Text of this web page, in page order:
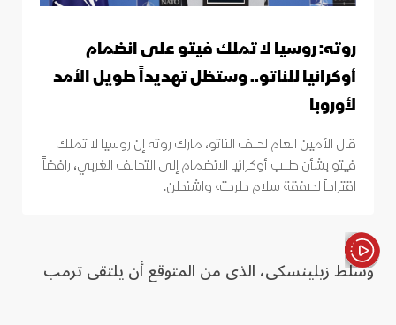
روته: روسيا لا تملك فيتو على انضمام
أوكرانيا للناتو.. وستظل تهديداً طويل الأمد
لأوروبا
قال الأمين العام لحلف الناتو، مارك روته إن روسيا لا تملك
فيتو بشأن طلب أوكرانيا الانضمام إلى التحالف الغربي، رافضاً
اقتراحاً لصفقة سلام طرحته واشنطن.
وسلط زيلينسكي، الذي من المتوقع أن يلتقي ترمب
الأخبار باختصار